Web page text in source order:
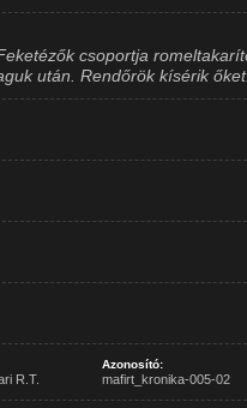
csoportja
után. Rendőrök kísérik
R.T.
Azonosító:
mafirt_kronika-005-02